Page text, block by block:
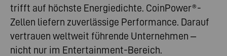
trifft auf höchste Energiedichte. CoinPower®-
Zellen liefern zuverlässige Performance. Darauf
vertrauen weltweit führende Unternehmen –
nicht nur im Entertainment-Bereich.